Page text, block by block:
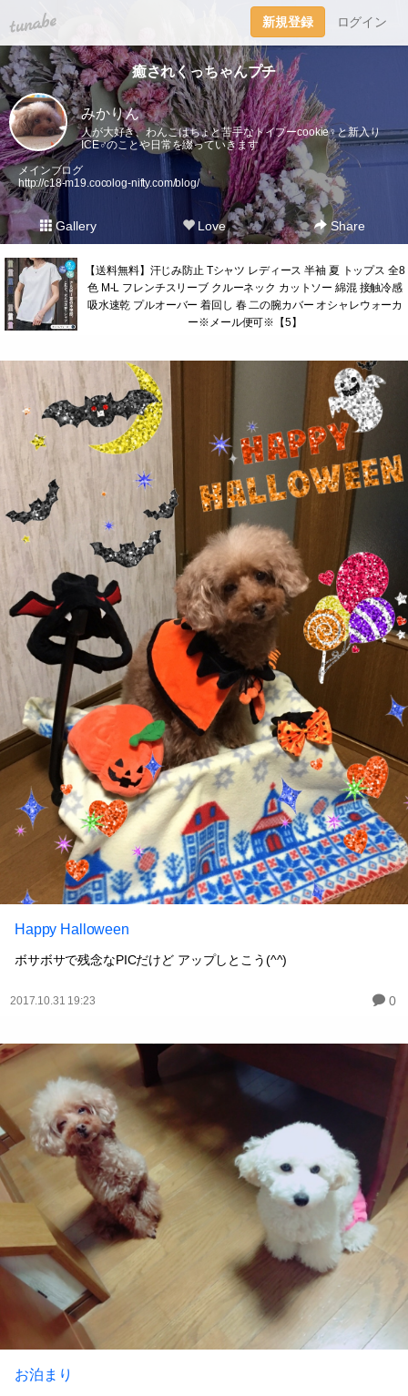
tuna.be 新規登録 ログイン
癒されくっちゃんプチ
みかりん
人が大好き、わんこはちょと苦手なトイプーcookie♀︎と新入り
ICE♂︎のことや日常を綴っていきます
メインブログ
http://c18-m19.cocolog-nifty.com/blog/
Gallery Love Share
【送料無料】汗じみ防止 Tシャツ レディース 半袖 夏 トップス 全8
色 M-L フレンチスリーブ クルーネック カットソー 綿混 接触冷感
吸水速乾 プルオーバー 着回し 春 二の腕カバー オシャレウォーカ
ー※メール便可※【5】
Happy Halloween
ボサボサで残念なPICだけど アップしとこう(^^)
2017.10.31 19:23 0
お泊まり